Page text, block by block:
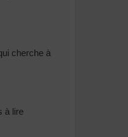
cherche à
à lire